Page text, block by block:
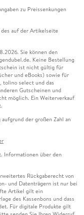
zu Preissenkungen
auf der Artikelseite
Sie können den
Keine Bestellung
ist nicht gültig für
und eBooks) sowie für
tolino select und das
Gutscheinen und
möglich. Ein Weiterverkauf
der großen Zahl an
Informationen über den
Rückgaberecht von
und Datenträgern ist nur bei
Artikel gilt ein
des Kassenbons und dass
Für digitale Produkte gilt